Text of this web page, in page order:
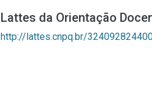
Lattes da Orientação
http://lattes.cnpq.br/